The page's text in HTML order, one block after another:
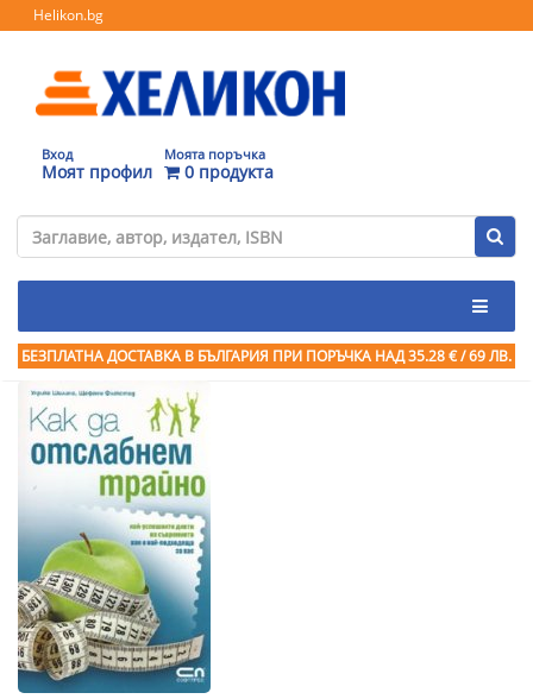
Helikon.bg
Вход
Моят профил
Моята поръчка
0 продукта
БЕЗПЛАТНА ДОСТАВКА В БЪЛГАРИЯ ПРИ ПОРЪЧКА НАД 35.28 € / 69 ЛВ.